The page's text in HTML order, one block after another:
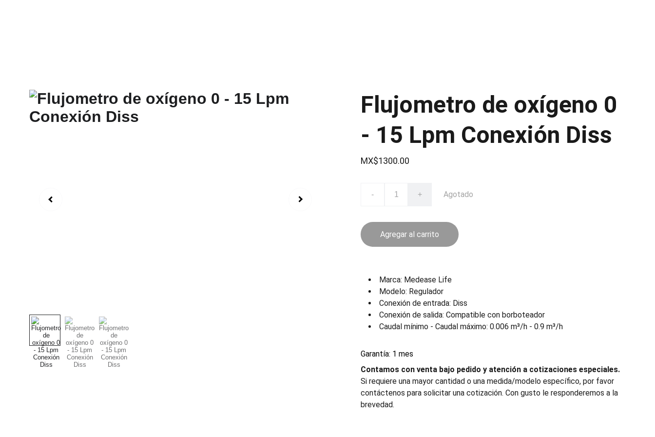
Flujometro de oxígeno 0
- 15 Lpm Conexión Diss
MX$1300.00
- + Agotado
Agregar al carrito
Marca: Medease Life
Modelo: Regulador
Conexión de entrada: Diss
Conexión de salida: Compatible con borboteador
Caudal mínimo - Caudal máximo: 0.006 m³/h - 0.9 m³/h
Garantía: 1 mes
Contamos con venta bajo pedido y atención a cotizaciones especiales.
Si requiere una mayor cantidad o una medida/modelo específico, por favor
contáctenos para solicitar una cotización. Con gusto le responderemos a la
brevedad.